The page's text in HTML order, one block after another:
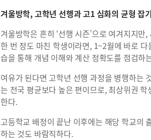
겨울방학, 고학년 선행과 고1 심화의 균형 잡기
겨울방학은 흔히 ‘선행 시즌’으로 여겨지지
한 번 정도 마친 학생이라면, 1~2월에 바로
습을 통해 개념 이해와 계산 정확도를 점검하
여유가 된다면 고학년 선행 과정을 병행하는
는 전국 평균보다 높은 편이므로, 최상위권
한다.
고등학교 배정이 끝난 이후에는 해당 학교의
하는 것도 바람직하다.